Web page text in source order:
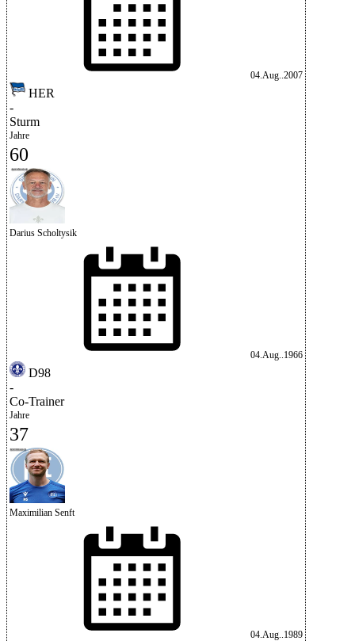
04.Aug..2007
HER
-
Sturm
Jahre
60
Darius Scholtysik
04.Aug..1966
D98
-
Co-Trainer
Jahre
37
Maximilian Senft
04.Aug..1989